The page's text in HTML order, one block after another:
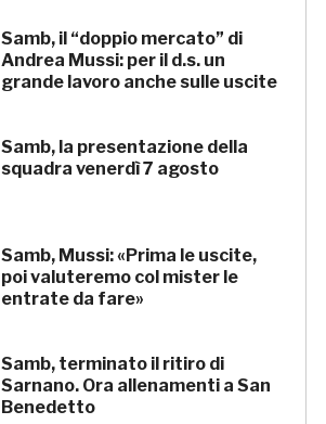
Samb, il “doppio mercato” di
Andrea Mussi: per il d.s. un
grande lavoro anche sulle uscite
Samb, la presentazione della
squadra venerdì 7 agosto
Samb, Mussi: «Prima le uscite,
poi valuteremo col mister le
entrate da fare»
Samb, terminato il ritiro di
Sarnano. Ora allenamenti a San
Benedetto